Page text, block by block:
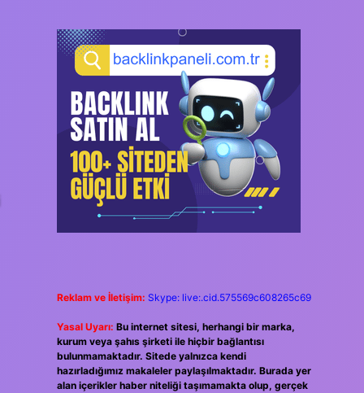
Reklam ve İletişim: Skype: live:.cid.575569c608265c69
Yasal Uyarı: Bu internet sitesi, herhangi bir marka,
kurum veya şahıs şirketi ile hiçbir bağlantısı
bulunmamaktadır. Sitede yalnızca kendi
hazırladığımız makaleler paylaşılmaktadır. Burada yer
alan içerikler haber niteliği taşımamakta olup, gerçek